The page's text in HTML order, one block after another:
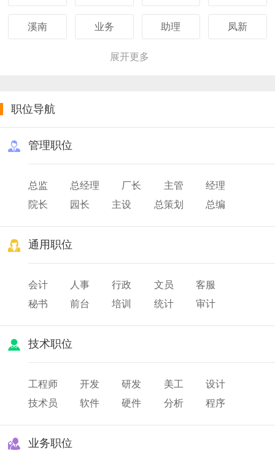
溪南 业务 助理 凤新
展开更多
职位导航
管理职位
总监 总经理 厂长 主管
经理
院长
园长 主设 总策划
总编
通用职位
会计 人事 行政 文员
客服
秘书
前台 培训 统计
审计
技术职位
工程师 开发 研发 美工
设计
技术员
软件 硬件 分析 程序
业务职位